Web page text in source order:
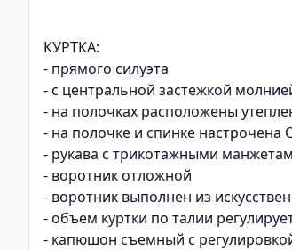
КУРТКА:
- прямого силуэта
- с центральной застежкой
- на полочках расположены
- на полочке и спинке
- рукава с трикотажными
- воротник отложной
- воротник выполнен из
- объем куртки по талии
- капюшон съемный с